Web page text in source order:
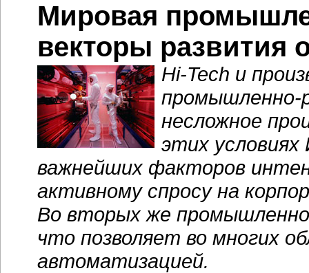
Мировая
векторы развития
Hi-Tech и
промышленно-
несложное
этих
важнейших факторов
активному спросу на
Во вторых же
что позволяет во многих
автоматизацией.